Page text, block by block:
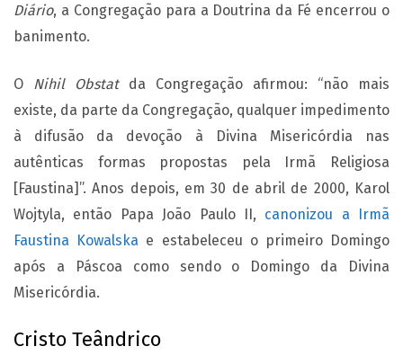
Diário, a Congregação para a Doutrina da Fé encerrou o
banimento.
O Nihil Obstatda Congregação afirmou: “não mais
existe, da parte da Congregação, qualquer impedimento
à difusão da devoção à Divina Misericórdia nas
autênticas formas propostas pela Irmã Religiosa
[Faustina]”. Anos depois, em 30 de abril de 2000, Karol
Wojtyla, então Papa João Paulo II, canonizou a Irmã
Faustina Kowalska e estabeleceu o primeiro Domingo
após a Páscoa como sendo o Domingo da Divina
Misericórdia.
Cristo Teândrico